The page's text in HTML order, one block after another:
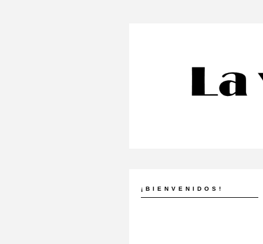
¡BIENVENIDOS!